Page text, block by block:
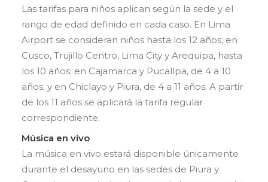
Las tarifas para niños aplican según la sede y el
rango de edad definido en cada caso. En Lima
Airport se consideran niños hasta los 12 años; en
Cusco, Trujillo Centro, Lima City y Arequipa, hasta
los 10 años; en Cajamarca y Pucallpa, de 4 a 10
años; y en Chiclayo y Piura, de 4 a 11 años. A partir
de los 11 años se aplicará la tarifa regular
correspondiente.
Música en vivo
La música en vivo estará disponible únicamente
durante el desayuno en las sedes de Piura y